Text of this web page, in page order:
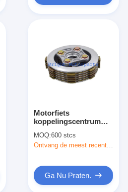
Motorfiets
koppelingscentrum
koppelingsbehuising
compleet voor Hero
MOQ:600 stcs
Ga Nu Praten.